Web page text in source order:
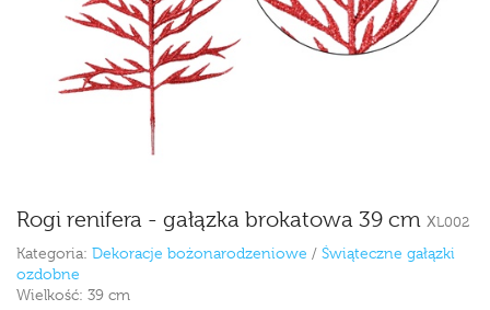
Rogi renifera - gałązka brokatowa 39 cm XL002
Kategoria: Dekoracje bożonarodzeniowe / Świąteczne gałązki
ozdobne
Wielkość: 39 cm